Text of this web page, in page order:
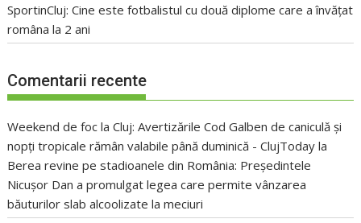
SportinCluj: Cine este fotbalistul cu două diplome care a învățat
româna la 2 ani
Comentarii recente
Weekend de foc la Cluj: Avertizările Cod Galben de caniculă și
nopți tropicale rămân valabile până duminică - ClujToday la
Berea revine pe stadioanele din România: Președintele
Nicușor Dan a promulgat legea care permite vânzarea
băuturilor slab alcoolizate la meciuri